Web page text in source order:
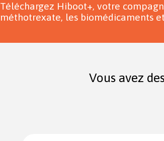
Téléchargez Hiboot+, votre
méthotrexate, les biomédicaments
Vous avez